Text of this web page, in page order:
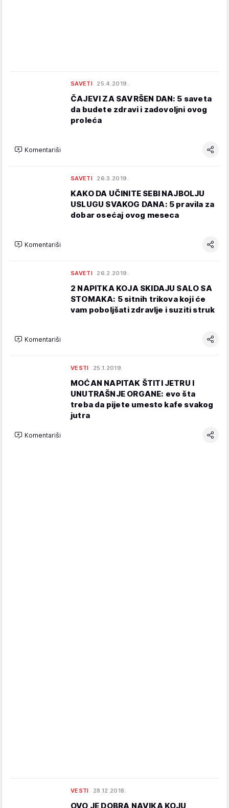
SAVETI 25.4.2019.
ČAJEVI ZA SAVRŠEN DAN: 5 saveta
da budete zdravi i zadovoljni ovog
proleća
Komentariši
SAVETI 26.3.2019.
KAKO DA UČINITE SEBI NAJBOLJU
USLUGU SVAKOG DANA: 5 pravila za
dobar osećaj ovog meseca
Komentariši
SAVETI 26.2.2019.
2 NAPITKA KOJA SKIDAJU SALO SA
STOMAKA: 5 sitnih trikova koji će
vam poboljšati zdravlje i suziti struk
Komentariši
VESTI 25.1.2019.
MOĆAN NAPITAK ŠTITI JETRU I
UNUTRAŠNJE ORGANE: evo šta
treba da pijete umesto kafe svakog
jutra
Komentariši
VESTI 28.12.2018.
OVO JE DOBRA NAVIKA KOJU